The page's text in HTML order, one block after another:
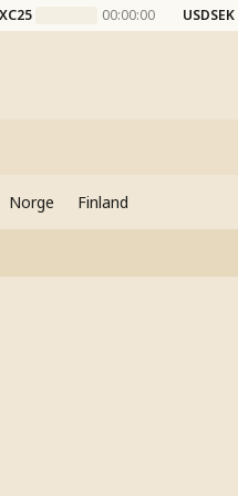
00:00:00 USDSEK
Norge Finland